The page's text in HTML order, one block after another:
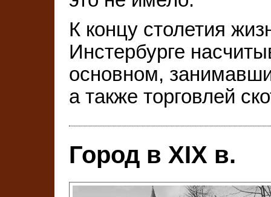
К концу столетия
Инстербурге
основном,
а также торговлей
Город в ХIХ в.